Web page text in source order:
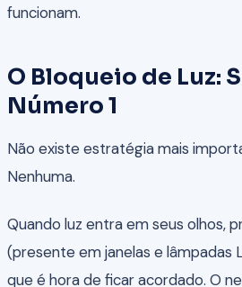
funcionam.
O Bloqueio de Luz:
Número 1
Não existe estratégia mais
Nenhuma.
Quando luz entra em seus olhos,
(presente em janelas e lâmpadas
que é hora de ficar acordado. O